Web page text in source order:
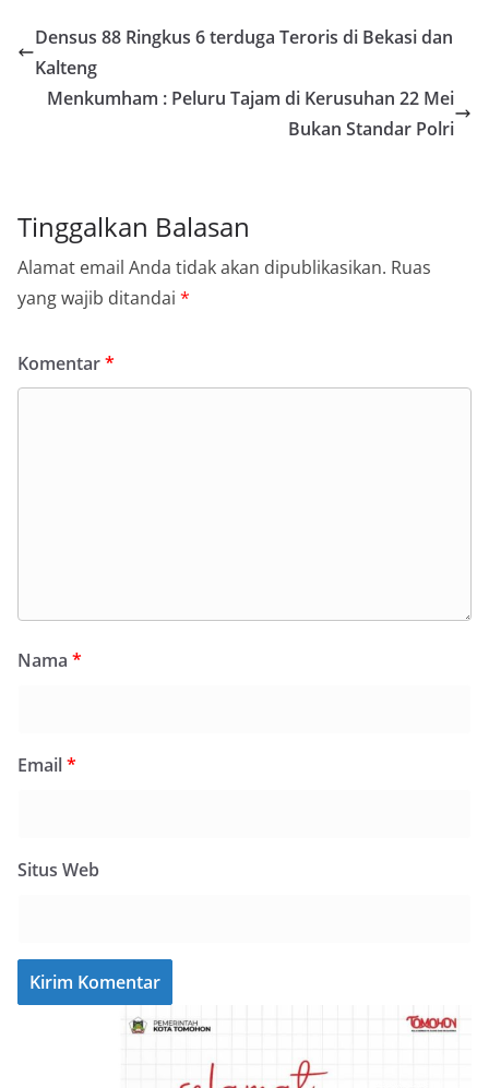
Densus 88 Ringkus 6 terduga Teroris di Bekasi dan
Kalteng
Menkumham : Peluru Tajam di Kerusuhan 22 Mei
Bukan Standar Polri
Tinggalkan Balasan
Alamat email Anda tidak akan dipublikasikan. Ruas
yang wajib ditandai *
Komentar*
Nama *
Email*
Situs Web